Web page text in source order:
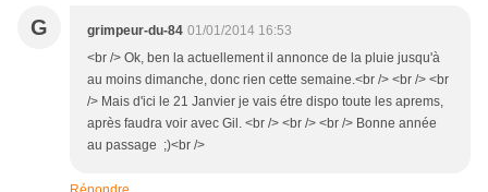
G grimpeur-du-84 01/01/2014 16:53
<br /> Ok, ben la actuellement il annonce de la pluie jusqu'à
au moins dimanche, donc rien cette semaine.<br /> <br /> <br
/> Mais d'ici le 21 Janvier je vais étre dispo toute les aprems,
après faudra voir avec Gil. <br /> <br /> <br /> Bonne année
au passage ;)<br />